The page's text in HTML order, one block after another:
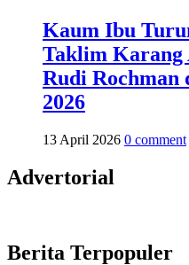
Kaum Ibu
Taklim Karang
Rudi Rochman
2026
13 April 2026 0 comment
Advertorial
Berita Terpopuler